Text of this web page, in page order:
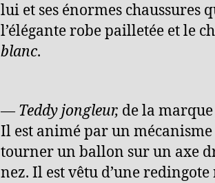
lui et ses énormes chaussures
l’élégante robe pailletée et le
blanc.
—Teddy jongleur, de la marque
Il est animé par un
tourner un ballon sur un axe
nez. Il est vêtu d’une